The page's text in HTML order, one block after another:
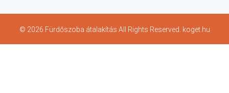
© 2026 Fürdőszoba átalakítás All Rights Reserved. koget.hu